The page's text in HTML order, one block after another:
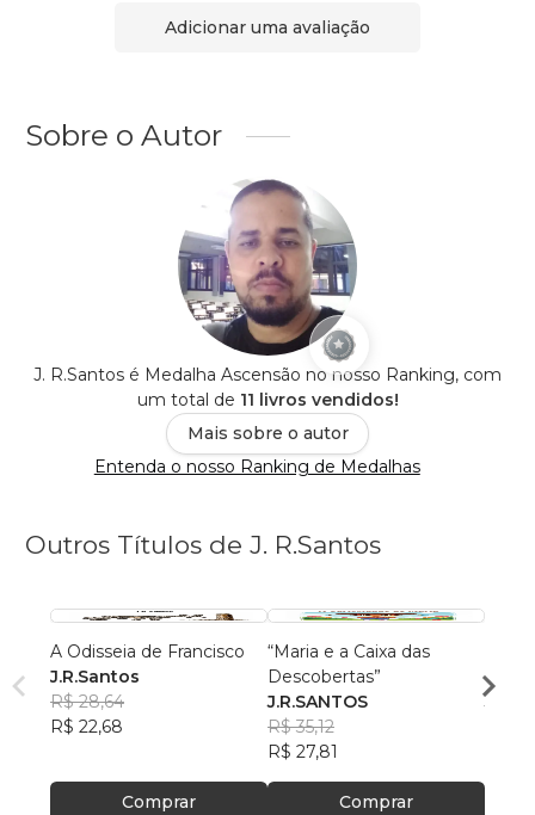
Adicionar uma avaliação
Sobre o Autor
J. R.Santos é Medalha Ascensão no nosso Ranking, com
um total de 11 livros vendidos!
Mais sobre o autor
Entenda o nosso Ranking de Medalhas
Outros Títulos de J. R.Santos
A Odisseia de Francisco
J.R.Santos
R$ 28,64
R$ 22,68
Comprar
“Maria e a Caixa das
Descobertas”
J.R.SANTOS
R$ 35,12
R$ 27,81
Comprar
das